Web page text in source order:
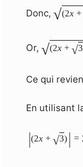
Donc,√(2x +
Or,√(2x + √3
Ce qui
En utilisant
|(2x + √3)| =